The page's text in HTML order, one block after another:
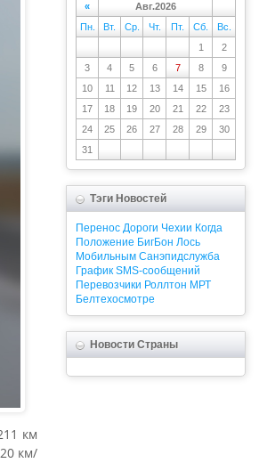
км
км/
«
Авг.2026
Пн.
Вт. Ср. Чт. Пт. Сб.
Вс.
1
2
3
4 5 6 7 8
9
10
11 12 13 14 15
16
17
18 19 20 21 22
23
24
25 26 27 28 29
30
31
Тэги Новостей
Перенос Дороги Чехии Когда
Положение БигБон Лось
Мобильным Санэпидслужба
График SMS-сообщений
Перевозчики Роллтон МРТ
Белтехосмотре
Новости Страны